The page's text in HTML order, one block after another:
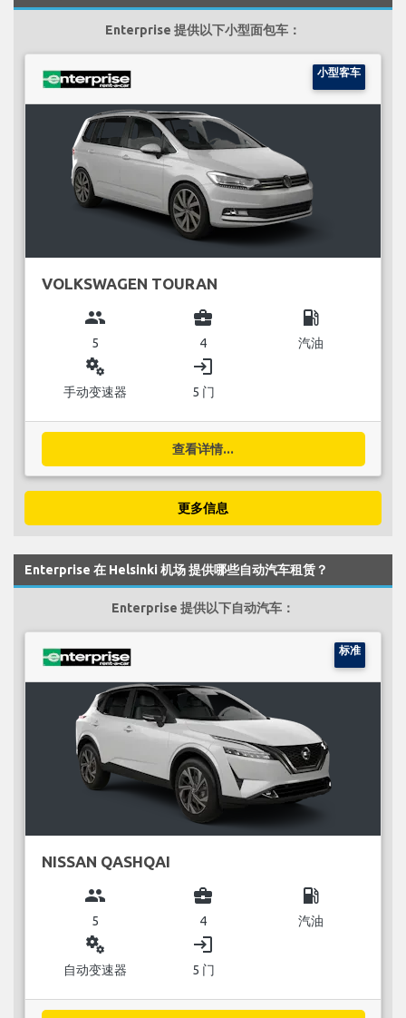
Enterprise 提供以下小型面包车：
小型客车
VOLKSWAGEN TOURAN
group
5
business_center
4
local_gas_station
汽油
miscellaneous_services
手动变速器
login
5 门
查看详情...
更多信息
Enterprise 在 Helsinki 机场 提供哪些自动汽车租赁？
Enterprise 提供以下自动汽车：
标准
NISSAN QASHQAI
group
5
business_center
4
local_gas_station
汽油
miscellaneous_services
自动变速器
login
5 门